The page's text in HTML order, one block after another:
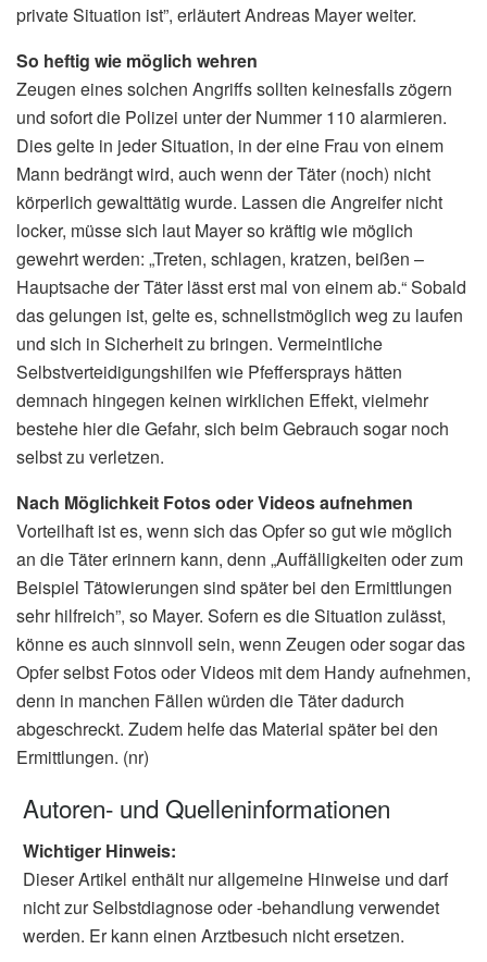
private Situation ist”, erläutert Andreas Mayer weiter.
So heftig wie möglich wehren
Zeugen eines solchen Angriffs sollten keinesfalls zögern
und sofort die Polizei unter der Nummer 110 alarmieren.
Dies gelte in jeder Situation, in der eine Frau von einem
Mann bedrängt wird, auch wenn der Täter (noch) nicht
körperlich gewalttätig wurde. Lassen die Angreifer nicht
locker, müsse sich laut Mayer so kräftig wie möglich
gewehrt werden: „Treten, schlagen, kratzen, beißen –
Hauptsache der Täter lässt erst mal von einem ab.“ Sobald
das gelungen ist, gelte es, schnellstmöglich weg zu laufen
und sich in Sicherheit zu bringen. Vermeintliche
Selbstverteidigungshilfen wie Pfeffersprays hätten
demnach hingegen keinen wirklichen Effekt, vielmehr
bestehe hier die Gefahr, sich beim Gebrauch sogar noch
selbst zu verletzen.
Nach Möglichkeit Fotos oder Videos aufnehmen
Vorteilhaft ist es, wenn sich das Opfer so gut wie möglich
an die Täter erinnern kann, denn „Auffälligkeiten oder zum
Beispiel Tätowierungen sind später bei den Ermittlungen
sehr hilfreich”, so Mayer. Sofern es die Situation zulässt,
könne es auch sinnvoll sein, wenn Zeugen oder sogar das
Opfer selbst Fotos oder Videos mit dem Handy aufnehmen,
denn in manchen Fällen würden die Täter dadurch
abgeschreckt. Zudem helfe das Material später bei den
Ermittlungen. (nr)
Autoren- und Quelleninformationen
Wichtiger Hinweis:
Dieser Artikel enthält nur allgemeine Hinweise und darf
nicht zur Selbstdiagnose oder -behandlung verwendet
werden. Er kann einen Arztbesuch nicht ersetzen.